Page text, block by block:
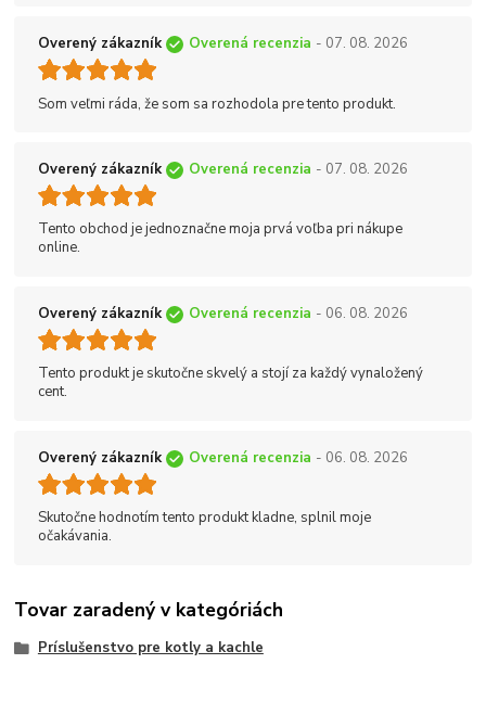
Overený zákazník Overená recenzia - 07. 08. 2026
Som veľmi ráda, že som sa rozhodola pre tento produkt.
Overený zákazník Overená recenzia - 07. 08. 2026
Tento obchod je jednoznačne moja prvá voľba pri nákupe
online.
Overený zákazník Overená recenzia - 06. 08. 2026
Tento produkt je skutočne skvelý a stojí za každý vynaložený
cent.
Overený zákazník Overená recenzia - 06. 08. 2026
Skutočne hodnotím tento produkt kladne, splnil moje
očakávania.
Tovar zaradený v kategóriách
Príslušenstvo pre kotly a kachle